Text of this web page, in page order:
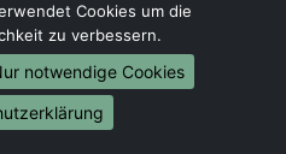
nach Irland
nach Lettland
Zypern
Kroatien
Cookies um die
zu verbessern.
notwendige Cookies